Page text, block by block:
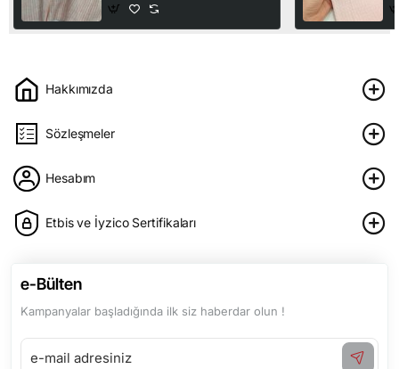
Hakkımızda
Sözleşmeler
Hesabım
Etbis ve İyzico Sertifikaları
e-Bülten
Kampanyalar başladığında ilk siz haberdar olun !
e-
mail